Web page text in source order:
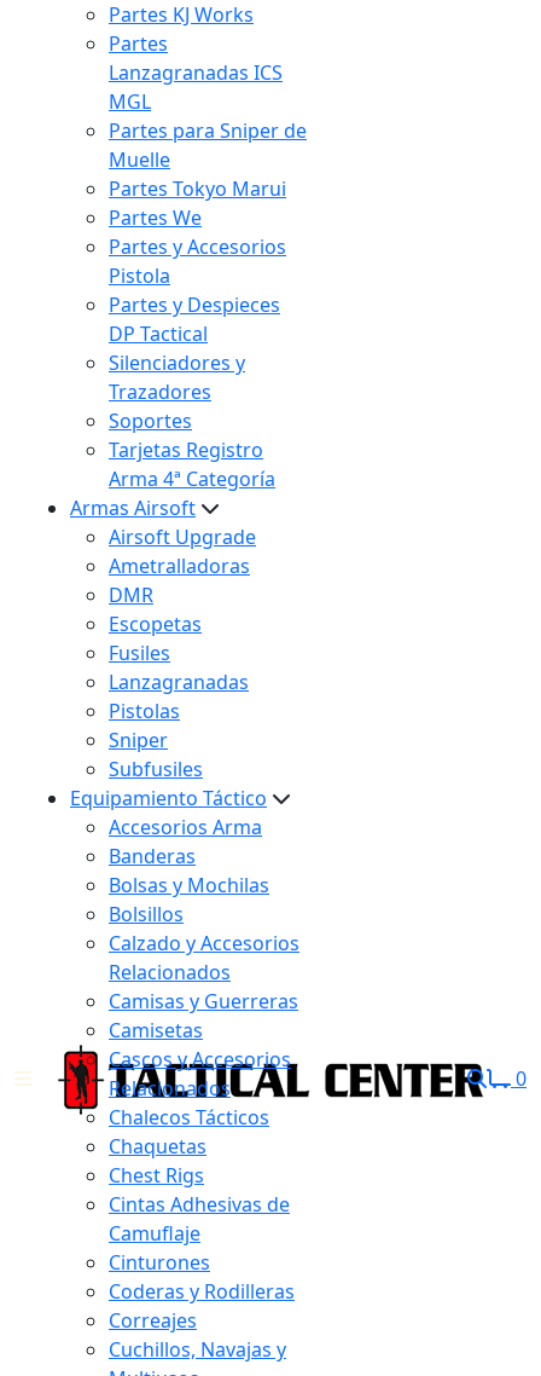
Partes KJ Works
Partes
Lanzagranadas ICS
MGL
Partes para Sniper de
Muelle
Partes Tokyo Marui
Partes We
Partes y Accesorios
Pistola
Partes y Despieces
DP Tactical
Silenciadores y
Trazadores
Soportes
Tarjetas Registro
Arma 4ª Categoría
Armas Airsoft
Airsoft Upgrade
Ametralladoras
DMR
Escopetas
Fusiles
Lanzagranadas
Pistolas
Sniper
Subfusiles
Equipamiento Táctico
Accesorios Arma
Banderas
Bolsas y Mochilas
Bolsillos
Calzado y Accesorios
Relacionados
Camisas y Guerreras
Camisetas
Cascos y Accesorios
Relacionados
Chalecos Tácticos
Chaquetas
Chest Rigs
Cintas Adhesivas de
Camuflaje
Cinturones
Coderas y Rodilleras
Correajes
Cuchillos, Navajas y
0